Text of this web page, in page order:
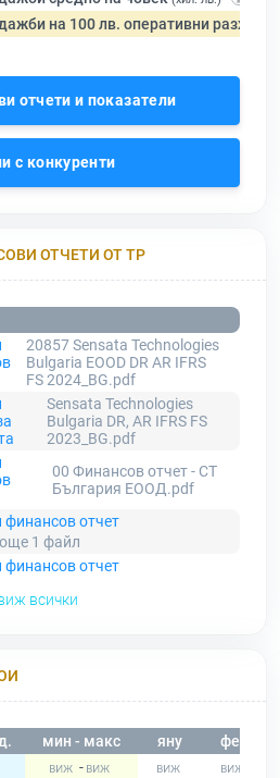
на 100 лв. оперативни разходи
отчети и показатели
с конкуренти
ОТЧЕТИ ОТ ТР
20857 Sensata Technologies
Bulgaria EOOD DR AR IFRS
FS 2024_BG.pdf
Sensata Technologies
Bulgaria DR, AR IFRS FS
2023_BG.pdf
00 Финансов отчет - СТ
България ЕООД.pdf
финансов отчет
1 файл
финансов отчет
всички
мин - макс яну
фев
-